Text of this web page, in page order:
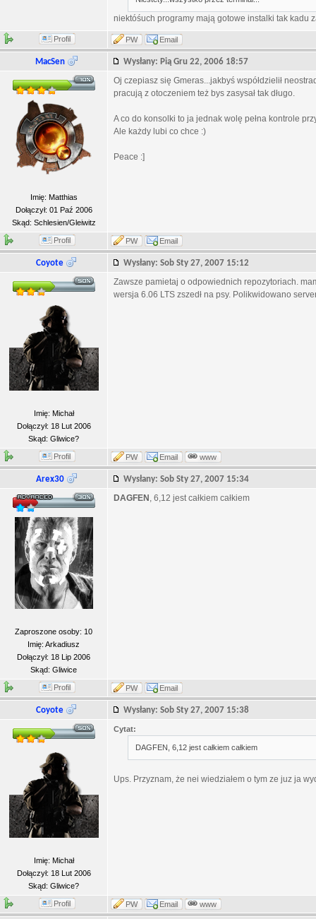
niektóśuch programy mają gotowe instalki tak kadu
Profil PW Email
MacSen Wysłany: Pią Gru 22, 2006 18:57
Imię: Matthias
Dołączył: 01 Paź 2006
Skąd: Schlesien/Gleiwitz
Oj czepiasz się Gmeras...jakbyś współdzielił
pracują z otoczeniem też bys zasysał tak długo.
A co do konsolki to ja jednak wolę pełna kontrole
Ale każdy lubi co chce :)
Peace :]
Profil PW Email
Coyote Wysłany: Sob Sty 27, 2007 15:12
Imię: Michał
Dołączył: 18 Lut 2006
Skąd: Gliwice?
Zawsze pamietaj o odpowiednich repozytoriach.
wersja 6.06 LTS zszedł na psy. Polikwidowano
Profil PW Email www
Arex30 Wysłany: Sob Sty 27, 2007 15:34
Zaproszone osoby: 10
Imię: Arkadiusz
Dołączył: 18 Lip 2006
Skąd: Gliwice
DAGFEN , 6,12 jest całkiem całkiem
Profil PW Email
Coyote Wysłany: Sob Sty 27, 2007 15:38
Imię: Michał
Dołączył: 18 Lut 2006
Skąd: Gliwice?
Cytat:
DAGFEN, 6,12 jest całkiem całkiem
Ups. Przyznam, że nei wiedziałem o tym ze juz ja
Profil PW Email www